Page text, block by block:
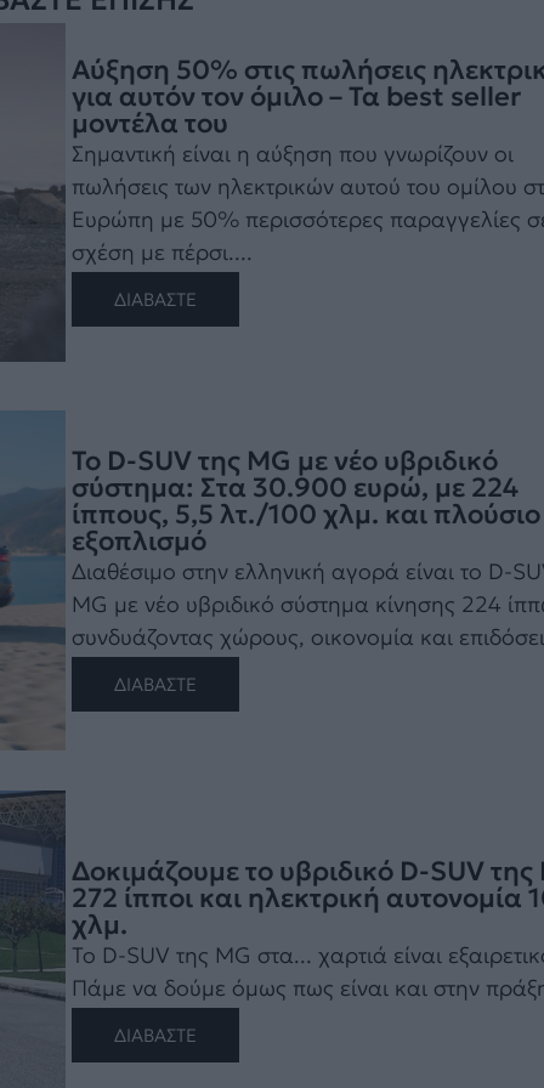
Αύξηση 50% στις πωλήσεις
για αυτόν τον όμιλο – Τα best seller
μοντέλα του
Σημαντική είναι η αύξηση που γνωρίζουν οι
πωλήσεις των ηλεκτρικών αυτού του ομίλου
Ευρώπη με 50% περισσότερες παραγγελίες
σχέση με πέρσι....
ΔΙΑΒΑΣΤΕ
Το D-SUV της MG με νέο υβριδικό
σύστημα: Στα 30.900 ευρώ, με 224
ίππους, 5,5 λτ./100 χλμ. και πλούσιο
εξοπλισμό
Διαθέσιμο στην ελληνική αγορά είναι το D-
MG με νέο υβριδικό σύστημα κίνησης 224
συνδυάζοντας χώρους, οικονομία και
ΔΙΑΒΑΣΤΕ
Δοκιμάζουμε το υβριδικό D-SUV της
272 ίπποι και ηλεκτρική αυτονομία
χλμ.
To D-SUV της MG στα... χαρτιά είναι
Πάμε να δούμε όμως πως είναι και στην
ΔΙΑΒΑΣΤΕ